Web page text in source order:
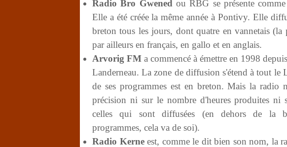
Radio Bro Gwened ou RBG se présente
Elle a été créée la même année à Pontivy. Elle
breton tous les jours, dont quatre en vannetais
par ailleurs en français, en gallo et en anglais.
Arvorig FM a commencé à émettre en 1998
Landerneau. La zone de diffusion s'étend à tout le
de ses programmes est en breton. Mais la radio
précision ni sur le nombre d'heures produites ni
celles qui sont diffusées (en dehors de la
programmes, cela va de soi).
Radio Kerneest, comme le dit bien son nom, la